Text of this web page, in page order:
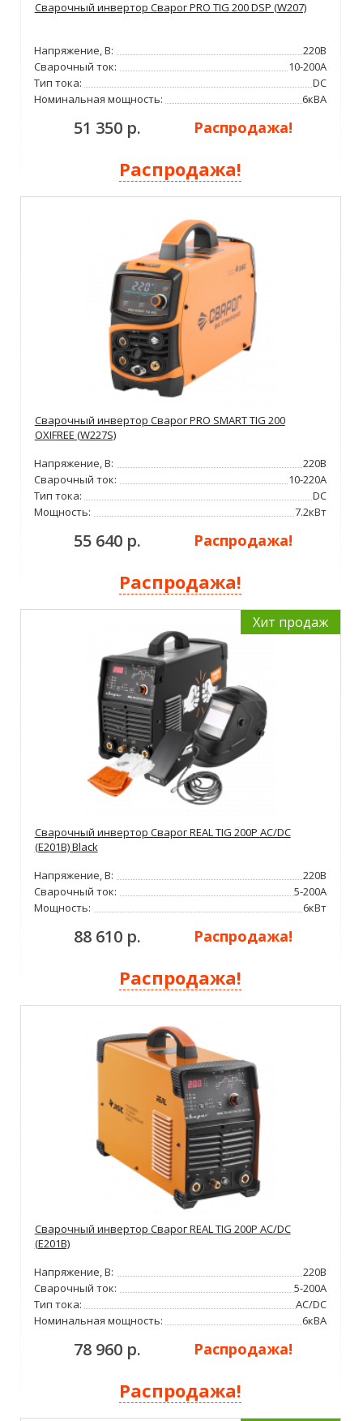
Сварочный инвертор Сварог PRO TIG 200 DSP (W207)
Напряжение, В:
220В
Сварочный ток:
10-200А
Тип тока:
DC
Номинальная мощность:
6кВА
51 350 р. Распродажа!
Распродажа!
Сварочный инвертор Сварог PRO SMART TIG 200
OXIFREE (W227S)
Напряжение, В:
220В
Сварочный ток:
10-220А
Тип тока:
DC
Мощность:
7.2кВт
55 640 р. Распродажа!
Распродажа!
Хит продаж
Сварочный инвертор Сварог REAL TIG 200P AC/DC
(E201B) Black
Напряжение, В:
220В
Сварочный ток:
5-200А
Мощность:
6кВт
88 610 р. Распродажа!
Распродажа!
Сварочный инвертор Сварог REAL TIG 200P AC/DC
(E201B)
Напряжение, В:
220В
Сварочный ток:
5-200А
Тип тока:
AC/DC
Номинальная мощность:
6кВА
78 960 р. Распродажа!
Распродажа!